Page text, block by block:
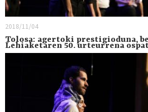
2018/11/04
Tolosa: agertoki prestigioduna,
Lehiaketaren 50. urteurrena